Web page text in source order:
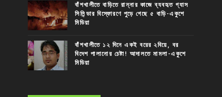
বাঁশখালীতে বাড়িতে রান্নার কাজে ব্যবহৃত গ্যাস
সিলিন্ডার বিস্ফোরণে পুড়ে গেছে ৫ বাড়ি-একুশে
মিডিয়া
বাঁশখালীতে ১২ দিনে একই বরের ২বিয়ে, বর
বিদেশ পালানোর চেষ্টা! আদালতে মামলা-একুশে
মিডিয়া